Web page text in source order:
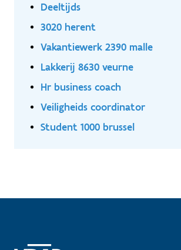
Deeltijds
3020 herent
Vakantiewerk 2390 malle
Lakkerij 8630 veurne
Hr business coach
Veiligheids coordinator
Student 1000 brussel